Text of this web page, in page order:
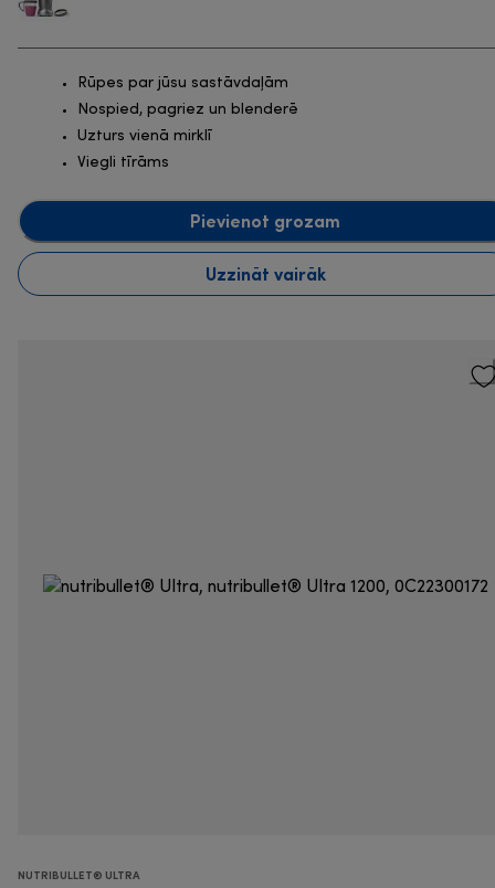
Rūpes par jūsu sastāvdaļām
Nospied, pagriez un blenderē
Uzturs vienā mirklī
Viegli tīrāms
Pievienot grozam
Uzzināt vairāk
NUTRIBULLET® ULTRA